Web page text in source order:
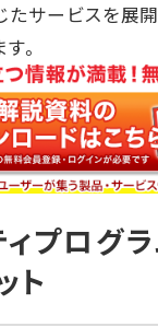
たサービスを展
。
プログ
ト